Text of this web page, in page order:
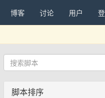
博客 讨论 用户
脚本排序